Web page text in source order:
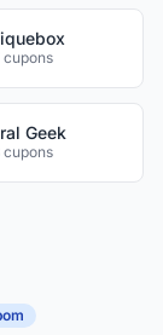
cupons
Geek
cupons